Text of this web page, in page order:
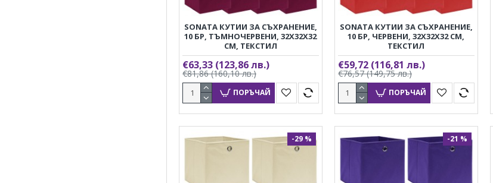
SONATA КУТИИ ЗА СЪХРАНЕНИЕ,
10 БР, ТЪМНОЧЕРВЕНИ, 32X32X32
СМ, ТЕКСТИЛ
€63,33 (123,86 лв.)
€81,86(160,10 лв.)
ПОРЪЧАЙ
SONATA КУТИИ ЗА СЪХРАНЕНИЕ,
10 БР, ЧЕРВЕНИ, 32X32X32 СМ,
ТЕКСТИЛ
€59,72 (116,81 лв.)
€76,57(149,75 лв.)
ПОРЪЧАЙ
-29 % -21 %